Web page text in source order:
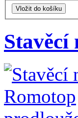
Vložit do košíku
Stavěcí